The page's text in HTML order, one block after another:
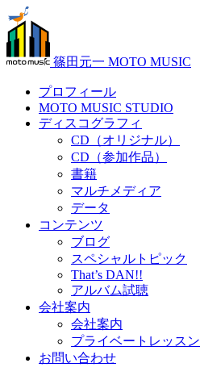
篠田元一 MOTO MUSIC
プロフィール
MOTO MUSIC STUDIO
ディスコグラフィ
CD（オリジナル）
CD（参加作品）
書籍
マルチメディア
データ
コンテンツ
ブログ
スペシャルトピック
That’s DAN!!
アルバム試聴
会社案内
会社案内
プライベートレッスン
お問い合わせ